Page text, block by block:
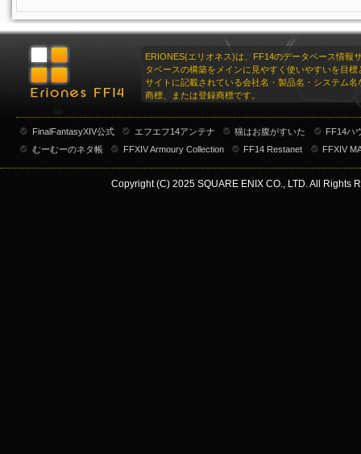
ERIONES(エリオネス)は、FF14のデータベース情報
タベースの構築をメインに見やすく使いやすいを目標
サイトに記載されている会社名・製品名・システム名
商標、または登録商標です。
FinalFantasyXIV公式 エフエフ14アンテナ 猫はお腹がすいた
FF14ハ
むーむーのネタ帳
FFXIV Armoury Collection FF14 Restanet FFXIV
Copyright (C) 2025 SQUARE ENIX CO., LTD. All Rights